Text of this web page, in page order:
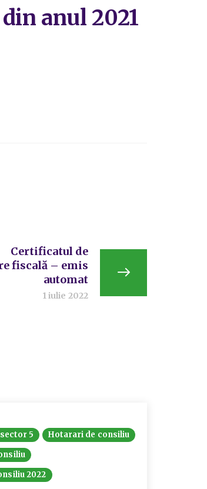
anul 2021
Certificatul de
fiscală – emis
automat
1 iulie 2022
5
Hotarari de consiliu
2022